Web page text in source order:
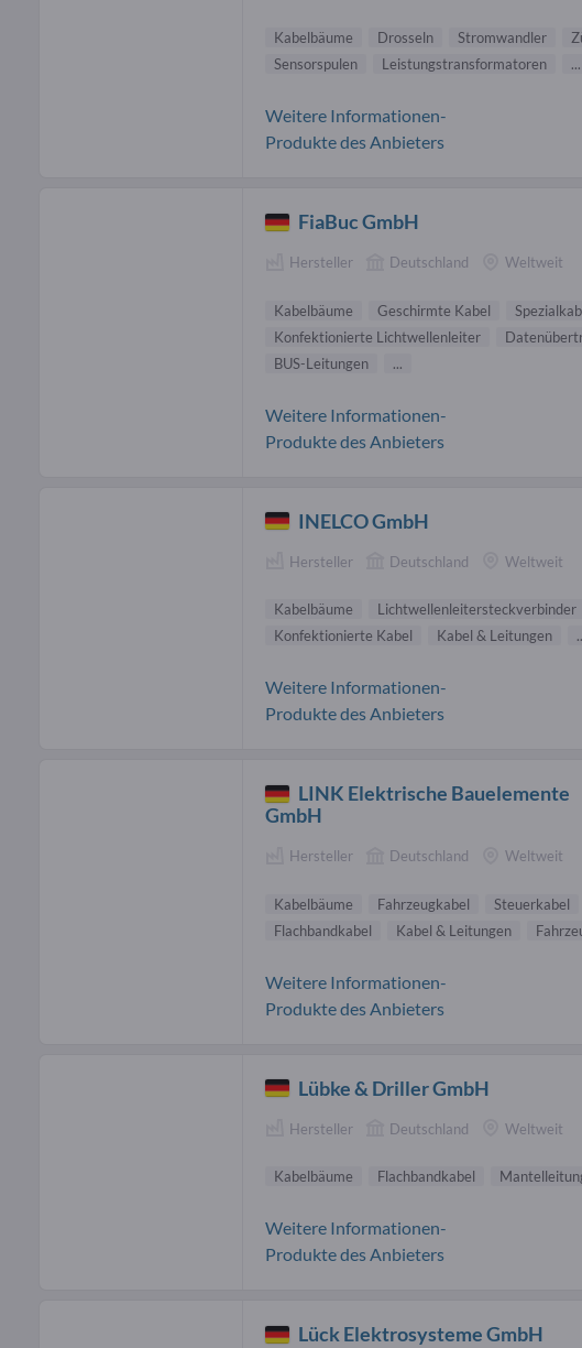
Kabelbäume Drosseln Stromwandler
Sensorspulen
Leistungstransformatoren ...
Weitere Informationen-
Produkte des Anbieters
FiaBuc GmbH
Hersteller Deutschland Weltweit
Kabelbäume Geschirmte Kabel
Konfektionierte Lichtwellenleiter
BUS-Leitungen
...
Weitere Informationen-
Produkte des Anbieters
INELCO GmbH
Hersteller Deutschland Weltweit
Kabelbäume Lichtwellenleitersteckverbinder
Konfektionierte Kabel
Kabel & Leitungen
Weitere Informationen-
Produkte des Anbieters
LINK Elektrische Bauelemente
GmbH
Hersteller Deutschland Weltweit
Kabelbäume Fahrzeugkabel Steuerkabel
Flachbandkabel
Kabel & Leitungen
Weitere Informationen-
Produkte des Anbieters
Lübke & Driller GmbH
Hersteller Deutschland Weltweit
Kabelbäume Flachbandkabel
Weitere Informationen-
Produkte des Anbieters
Lück Elektrosysteme GmbH